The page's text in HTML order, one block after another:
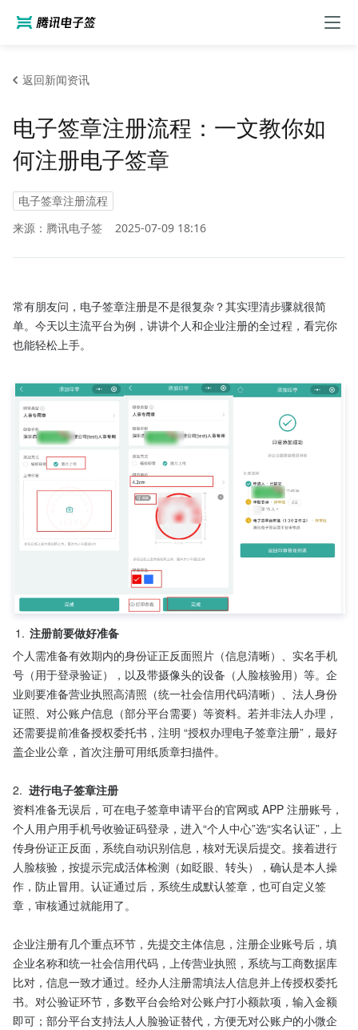
返回新闻资讯
电子签章注册流程：一文教你如
何注册电子签章
电子签章注册流程
来源：腾讯电子签
2025-07-09 18:16
常有朋友问，电子签章注册是不是很复杂？其实理清步骤就很简
单。今天以主流平台为例，讲讲个人和企业注册的全过程，看完你
也能轻松上手。​
1. 注册前要做好准备
个人需准备有效期内的身份证正反面照片（信息清晰）、实名手机
号（用于登录验证），以及带摄像头的设备（人脸核验用）等。企
业则要准备营业执照高清照（统一社会信用代码清晰）、法人身份
证照、对公账户信息（部分平台需要）等资料。若并非法人办理，
还需要提前准备授权委托书，注明 “授权办理电子签章注册”，最好
盖企业公章，首次注册可用纸质章扫描件。​
2. 进行电子签章注册
资料准备无误后，可在电子签章申请平台的官网或 APP 注册账号，
个人用户用手机号收验证码登录，进入“个人中心”选“实名认证”，上
传身份证正反面，系统自动识别信息，核对无误后提交。接着进行
人脸核验，按提示完成活体检测（如眨眼、转头），确认是本人操
作，防止冒用。认证通过后，系统生成默认签章，也可自定义签
章，审核通过就能用了。​
企业注册有几个重点环节，先提交主体信息，注册企业账号后，填
企业名称和统一社会信用代码，上传营业执照，系统与工商数据库
比对，信息一致才通过。经办人注册需填法人信息并上传授权委托
书。对公验证环节，多数平台会给对公账户打小额款项，输入金额
即可；部分平台支持法人人脸验证替代，方便无对公账户的小微企